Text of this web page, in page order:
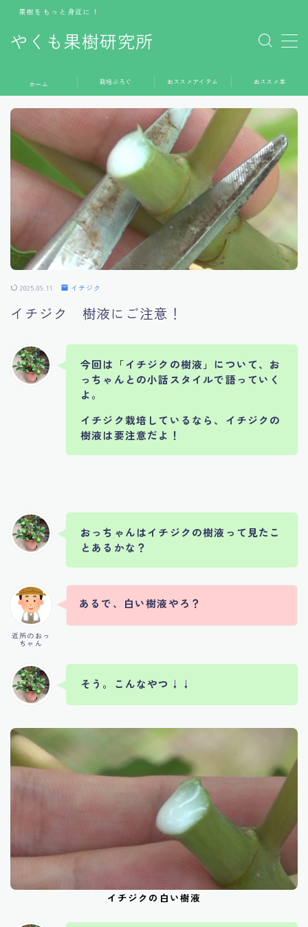
やくも果樹研究所
果樹をもっと身近に！
MENU
ホーム
栽培ぶろぐ
おススメアイテム
おススメ本
お問い合わせ
ホーム 栽培ぶろぐ おススメアイテム おススメ本
2025.09.11 イチジク
イチジク 樹液にご注意！
今回は「イチジクの樹液」について、お
っちゃんとの小話スタイルで語っていく
よ。
イチジク栽培しているなら、イチジクの
樹液は要注意だよ！
おっちゃんはイチジクの樹液って見たこ
とあるかな？
近所のおっ
ちゃん
あるで、白い樹液やろ？
そう。こんなやつ ↓↓
イチジクの白い樹液